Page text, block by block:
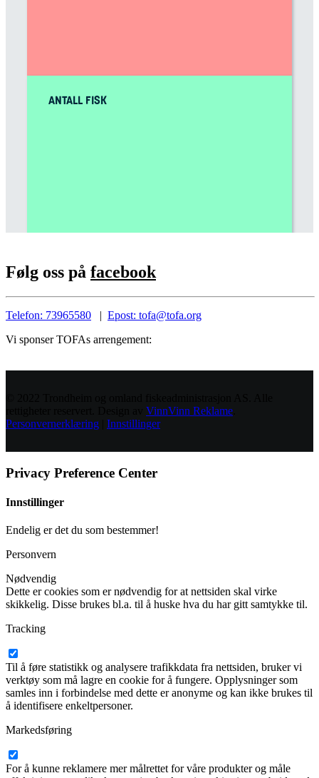
Følg oss på facebook
Telefon: 73965580 | Epost: tofa@tofa.org
Vi sponser TOFAs arrengement:
VinnVinn Reklame
Personvernerklæring
Innstillinger
Privacy Preference Center
Innstillinger
Endelig er det du som bestemmer!
Personvern
Nødvendig
Dette er cookies som er nødvendig for at nettsiden skal virke
skikkelig. Disse brukes bl.a. til å huske hva du har gitt samtykke til.
Tracking
Til å føre statistikk og analysere trafikkdata fra nettsiden, bruker vi
verktøy som må lagre en cookie for å fungere. Opplysninger som
samles inn i forbindelse med dette er anonyme og kan ikke brukes til
å identifisere enkeltpersoner.
Markedsføring
For å kunne reklamere mer målrettet for våre produkter og måle